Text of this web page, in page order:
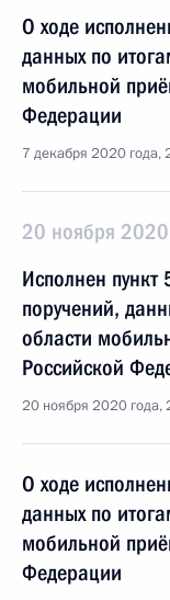
О ходе
данных по
мобильной
Федерации
7 декабря 2020 года,
20 ноября 2020
Исполнен
поручений,
области
Российской
20 ноября 2020 года,
О ходе
данных по
мобильной
Федерации